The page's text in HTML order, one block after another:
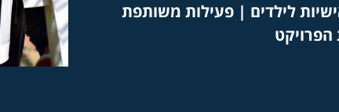
לילדים | פעילות משותפת